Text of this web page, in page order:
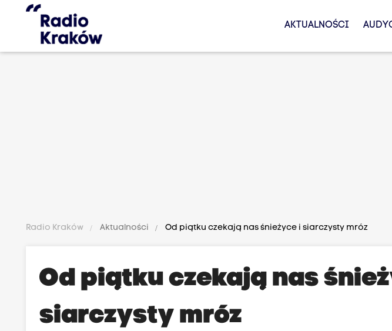
AKTUALNOŚCI
Radio Kraków Aktualności Od piątku czekają nas śnieżyce i siarczysty mróz
Od piątku czekają nas
siarczysty mróz